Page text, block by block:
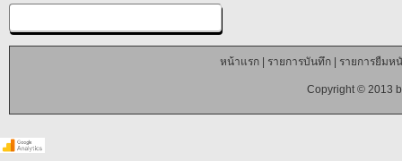
หน้าแรก| รายการบันทึก| รายการยืมห
Copyright © 2013